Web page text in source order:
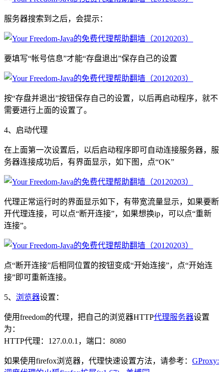
服务器搜索到之后，会提示：
要填写“帐号信息”才能“存盘退出”保存自己的设置
按“存盘并退出”按钮保存自己的设置，以后再启动程序，就不
需要进行上面的设置了。
4、启动代理
在上面第一次设置后，以后启动程序即可自动连接服务器，服
务器连接成功后，有界面显示，如下图，点“OK”
代理正常运行时的界面显示如下，有带宽流量显示，如果要断
开代理连接，可以点“断开连接”，如果想换ip，可以点“重新
连接”。
点“断开连接”后相同位置的按钮变成“开始连接”，点“开始连
接”即可重新连接。
5、 浏览器设置：
使用freedom的代理，把自己的浏览器HTTP代理服务器设置
为：
HTTP代理：127.0.0.1，端口：8080
如果使用firefox浏览器，代理快速设置方法，请参考： GProxy: